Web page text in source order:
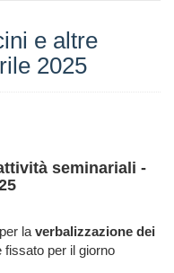
e altre
2025
seminariali -
laverbalizzazione dei
fissato per il giorno